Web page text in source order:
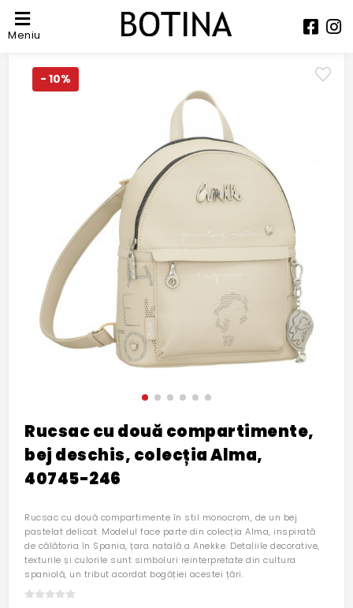
Meniu
- 10%
Rucsac cu două compartimente,
bej deschis, colecția Alma,
40745-246
Rucsac cu două compartimente în stil monocrom, de un bej
pastelat delicat. Modelul face parte din colecția Alma, inspirată
de călătoria în Spania, țara natală a Anekke. Detaliile decorative,
texturile și culorile sunt simboluri reinterpretate din cultura
spaniolă, un tribut acordat bogăției acestei țări.